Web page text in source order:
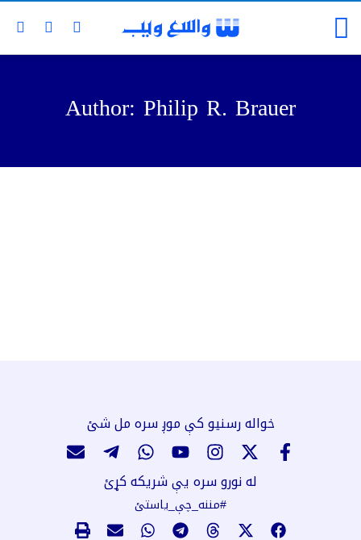
Author: Philip R. Brauer
خواله رسنیو کې موږ سره مل شئ
له نورو سره یې شریکه کړئ
#مننه_چې_یاستئ